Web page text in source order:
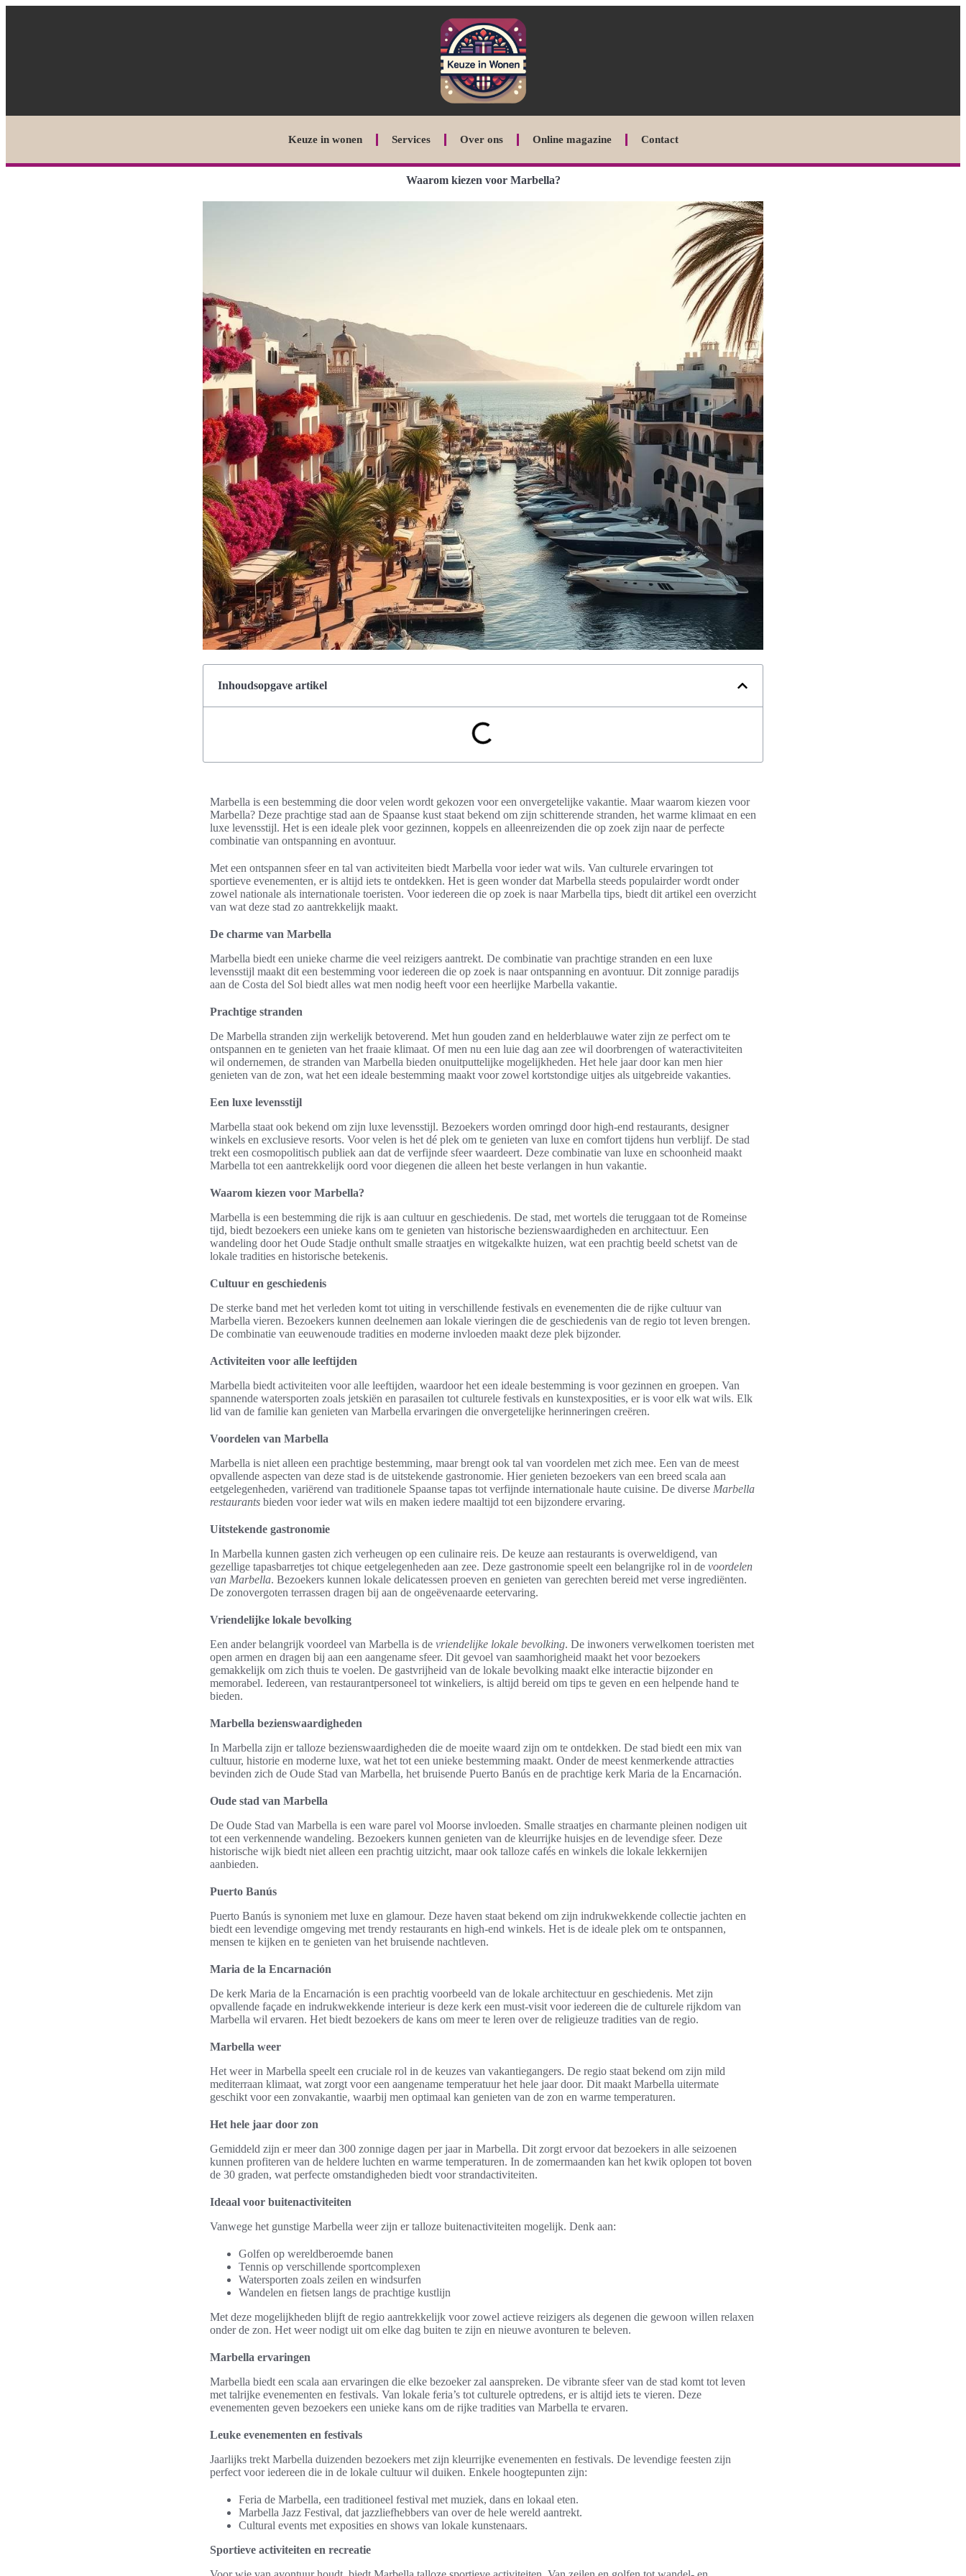
Keuze in wonen Services Over ons Online magazine Contact
Waarom kiezen voor Marbella?
Inhoudsopgave artikel
Marbella is een bestemming die door velen wordt gekozen voor een onvergetelijke vakantie. Maar waarom kiezen voor
Marbella? Deze prachtige stad aan de Spaanse kust staat bekend om zijn schitterende stranden, het warme klimaat en een
luxe levensstijl. Het is een ideale plek voor gezinnen, koppels en alleenreizenden die op zoek zijn naar de perfecte
combinatie van ontspanning en avontuur.
Met een ontspannen sfeer en tal van activiteiten biedt Marbella voor ieder wat wils. Van culturele ervaringen tot
sportieve evenementen, er is altijd iets te ontdekken. Het is geen wonder dat Marbella steeds populairder wordt onder
zowel nationale als internationale toeristen. Voor iedereen die op zoek is naar Marbella tips, biedt dit artikel een overzicht
van wat deze stad zo aantrekkelijk maakt.
De charme van Marbella
Marbella biedt een unieke charme die veel reizigers aantrekt. De combinatie van prachtige stranden en een luxe
levensstijl maakt dit een bestemming voor iedereen die op zoek is naar ontspanning en avontuur. Dit zonnige paradijs
aan de Costa del Sol biedt alles wat men nodig heeft voor een heerlijke Marbella vakantie.
Prachtige stranden
De Marbella stranden zijn werkelijk betoverend. Met hun gouden zand en helderblauwe water zijn ze perfect om te
ontspannen en te genieten van het fraaie klimaat. Of men nu een luie dag aan zee wil doorbrengen of wateractiviteiten
wil ondernemen, de stranden van Marbella bieden onuitputtelijke mogelijkheden. Het hele jaar door kan men hier
genieten van de zon, wat het een ideale bestemming maakt voor zowel kortstondige uitjes als uitgebreide vakanties.
Een luxe levensstijl
Marbella staat ook bekend om zijn luxe levensstijl. Bezoekers worden omringd door high-end restaurants, designer
winkels en exclusieve resorts. Voor velen is het dé plek om te genieten van luxe en comfort tijdens hun verblijf. De stad
trekt een cosmopolitisch publiek aan dat de verfijnde sfeer waardeert. Deze combinatie van luxe en schoonheid maakt
Marbella tot een aantrekkelijk oord voor diegenen die alleen het beste verlangen in hun vakantie.
Waarom kiezen voor Marbella?
Marbella is een bestemming die rijk is aan cultuur en geschiedenis. De stad, met wortels die teruggaan tot de Romeinse
tijd, biedt bezoekers een unieke kans om te genieten van historische bezienswaardigheden en architectuur. Een
wandeling door het Oude Stadje onthult smalle straatjes en witgekalkte huizen, wat een prachtig beeld schetst van de
lokale tradities en historische betekenis.
Cultuur en geschiedenis
De sterke band met het verleden komt tot uiting in verschillende festivals en evenementen die de rijke cultuur van
Marbella vieren. Bezoekers kunnen deelnemen aan lokale vieringen die de geschiedenis van de regio tot leven brengen.
De combinatie van eeuwenoude tradities en moderne invloeden maakt deze plek bijzonder.
Activiteiten voor alle leeftijden
Marbella biedt activiteiten voor alle leeftijden, waardoor het een ideale bestemming is voor gezinnen en groepen. Van
spannende watersporten zoals jetskiën en parasailen tot culturele festivals en kunstexposities, er is voor elk wat wils. Elk
lid van de familie kan genieten van Marbella ervaringen die onvergetelijke herinneringen creëren.
Voordelen van Marbella
Marbella is niet alleen een prachtige bestemming, maar brengt ook tal van voordelen met zich mee. Een van de meest
opvallende aspecten van deze stad is de uitstekende gastronomie. Hier genieten bezoekers van een breed scala aan
eetgelegenheden, variërend van traditionele Spaanse tapas tot verfijnde internationale haute cuisine. De diverse Marbella
restaurants bieden voor ieder wat wils en maken iedere maaltijd tot een bijzondere ervaring.
Uitstekende gastronomie
In Marbella kunnen gasten zich verheugen op een culinaire reis. De keuze aan restaurants is overweldigend, van
gezellige tapasbarretjes tot chique eetgelegenheden aan zee. Deze gastronomie speelt een belangrijke rol in de voordelen
van Marbella. Bezoekers kunnen lokale delicatessen proeven en genieten van gerechten bereid met verse ingrediënten.
De zonovergoten terrassen dragen bij aan de ongeëvenaarde eetervaring.
Vriendelijke lokale bevolking
Een ander belangrijk voordeel van Marbella is de vriendelijke lokale bevolking. De inwoners verwelkomen toeristen met
open armen en dragen bij aan een aangename sfeer. Dit gevoel van saamhorigheid maakt het voor bezoekers
gemakkelijk om zich thuis te voelen. De gastvrijheid van de lokale bevolking maakt elke interactie bijzonder en
memorabel. Iedereen, van restaurantpersoneel tot winkeliers, is altijd bereid om tips te geven en een helpende hand te
bieden.
Marbella bezienswaardigheden
In Marbella zijn er talloze bezienswaardigheden die de moeite waard zijn om te ontdekken. De stad biedt een mix van
cultuur, historie en moderne luxe, wat het tot een unieke bestemming maakt. Onder de meest kenmerkende attracties
bevinden zich de Oude Stad van Marbella, het bruisende Puerto Banús en de prachtige kerk Maria de la Encarnación.
Oude stad van Marbella
De Oude Stad van Marbella is een ware parel vol Moorse invloeden. Smalle straatjes en charmante pleinen nodigen uit
tot een verkennende wandeling. Bezoekers kunnen genieten van de kleurrijke huisjes en de levendige sfeer. Deze
historische wijk biedt niet alleen een prachtig uitzicht, maar ook talloze cafés en winkels die lokale lekkernijen
aanbieden.
Puerto Banús
Puerto Banús is synoniem met luxe en glamour. Deze haven staat bekend om zijn indrukwekkende collectie jachten en
biedt een levendige omgeving met trendy restaurants en high-end winkels. Het is de ideale plek om te ontspannen,
mensen te kijken en te genieten van het bruisende nachtleven.
Maria de la Encarnación
De kerk Maria de la Encarnación is een prachtig voorbeeld van de lokale architectuur en geschiedenis. Met zijn
opvallende façade en indrukwekkende interieur is deze kerk een must-visit voor iedereen die de culturele rijkdom van
Marbella wil ervaren. Het biedt bezoekers de kans om meer te leren over de religieuze tradities van de regio.
Marbella weer
Het weer in Marbella speelt een cruciale rol in de keuzes van vakantiegangers. De regio staat bekend om zijn mild
mediterraan klimaat, wat zorgt voor een aangename temperatuur het hele jaar door. Dit maakt Marbella uitermate
geschikt voor een zonvakantie, waarbij men optimaal kan genieten van de zon en warme temperaturen.
Het hele jaar door zon
Gemiddeld zijn er meer dan 300 zonnige dagen per jaar in Marbella. Dit zorgt ervoor dat bezoekers in alle seizoenen
kunnen profiteren van de heldere luchten en warme temperaturen. In de zomermaanden kan het kwik oplopen tot boven
de 30 graden, wat perfecte omstandigheden biedt voor strandactiviteiten.
Ideaal voor buitenactiviteiten
Vanwege het gunstige Marbella weer zijn er talloze buitenactiviteiten mogelijk. Denk aan:
Golfen op wereldberoemde banen
Tennis op verschillende sportcomplexen
Watersporten zoals zeilen en windsurfen
Wandelen en fietsen langs de prachtige kustlijn
Met deze mogelijkheden blijft de regio aantrekkelijk voor zowel actieve reizigers als degenen die gewoon willen relaxen
onder de zon. Het weer nodigt uit om elke dag buiten te zijn en nieuwe avonturen te beleven.
Marbella ervaringen
Marbella biedt een scala aan ervaringen die elke bezoeker zal aanspreken. De vibrante sfeer van de stad komt tot leven
met talrijke evenementen en festivals. Van lokale feria’s tot culturele optredens, er is altijd iets te vieren. Deze
evenementen geven bezoekers een unieke kans om de rijke tradities van Marbella te ervaren.
Leuke evenementen en festivals
Jaarlijks trekt Marbella duizenden bezoekers met zijn kleurrijke evenementen en festivals. De levendige feesten zijn
perfect voor iedereen die in de lokale cultuur wil duiken. Enkele hoogtepunten zijn:
Feria de Marbella, een traditioneel festival met muziek, dans en lokaal eten.
Marbella Jazz Festival, dat jazzliefhebbers van over de hele wereld aantrekt.
Cultural events met exposities en shows van lokale kunstenaars.
Sportieve activiteiten en recreatie